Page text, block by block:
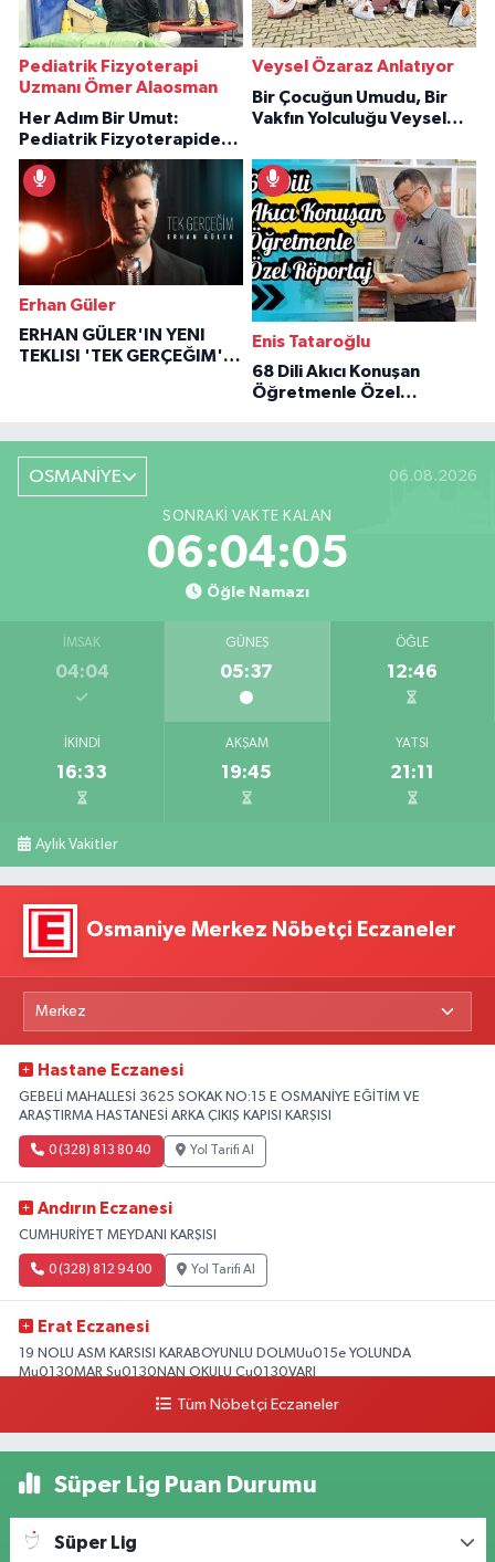
Pediatrik Fizyoterapi
Uzmanı Ömer Alaosman
Her Adım Bir Umut:
Pediatrik Fizyoterapiden
İlham Veren Hikâyeler
Veysel Özaraz Anlatıyor
Bir Çocuğun Umudu, Bir
Vakfın Yolculuğu Veysel
Erhan Güler
ERHAN GÜLER'IN YENI
TEKLISI 'TEK GERÇEĞIM'LE
Enis Tataroğlu
68 Dili Akıcı Konuşan
Öğretmenle Özel
OSMANİYE 06.08.2026
SONRAKI VAKTE KALAN
06:04:04
Öğle Namazı
İMSAK
04:04
GÜNEŞ
05:37
ÖĞLE
12:46
İKINDI
16:33
AKŞAM
19:45
YATSI
21:11
Aylık Vakitler
Osmaniye Merkez Nöbetçi Eczaneler
Hastane Eczanesi
GEBELİ MAHALLESİ 3625 SOKAK NO:15 E OSMANİYE EĞİTİM VE
ARAŞTIRMA HASTANESİ ARKA ÇIKIŞ KAPISI KARŞISI
0 (328) 813 80 40 Yol Tarifi Al
Andırın Eczanesi
CUMHURİYET MEYDANI KARŞISI
0 (328) 812 94 00 Yol Tarifi Al
Erat Eczanesi
19 NOLU ASM KARSISI KARABOYUNLU DOLMUu015e YOLUNDA
Mu0130MAR Su0130NAN OKULU Cu0130VARI
Yol Tarifi Al
Tüm Nöbetçi Eczaneler
Süper Lig Puan Durumu
Süper Lig